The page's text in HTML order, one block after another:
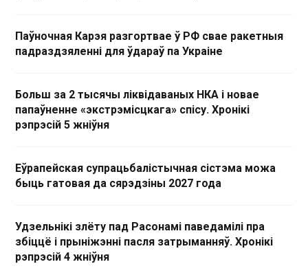
Паўночная Карэя разгортвае ў РФ свае ракетныя
падраздзяленні для ўдараў па Украіне
Больш за 2 тысячы ліквідаваных НКА і новае
папаўненне «экстрэмісцкага» спісу. Хронікі
рэпрэсій 5 жніўня
Еўрапейская супрацьбалістычная сістэма можа
быць гатовая да сярэдзіны 2027 года
Удзельнікі злёту пад Расонамі паведамілі пра
збіццё і прыніжэнні пасля затрыманняў. Хронікі
рэпрэсій 4 жніўня